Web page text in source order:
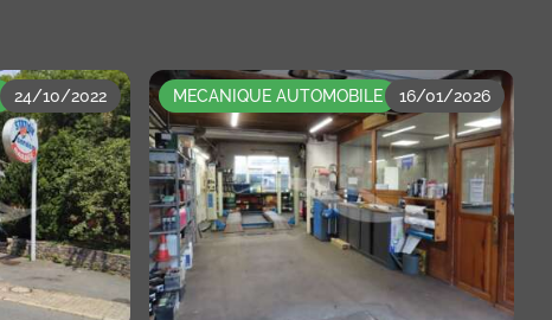
24/10/2022 MECANIQUE AUTOMOBILE 16/01/2026